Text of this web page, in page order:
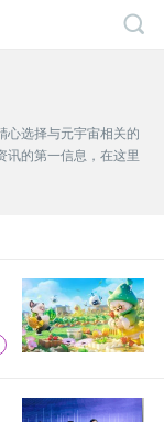
心选择与元宇宙相关的
讯的第一信息，在这里